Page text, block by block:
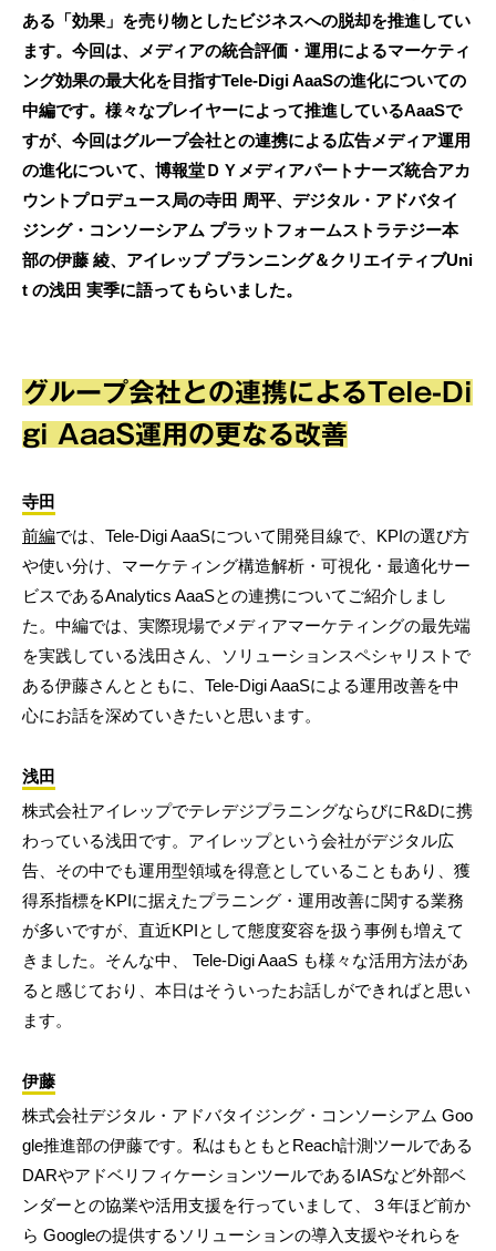
ある「効果」を売り物としたビジネスへの脱却を推進してい
ます。今回は、メディアの統合評価・運用によるマーケティ
ング効果の最大化を目指すTele-Digi AaaSの進化についての
中編です。様々なプレイヤーによって推進しているAaaSで
すが、今回はグループ会社との連携による広告メディア運用
の進化について、博報堂ＤＹメディアパートナーズ統合アカ
ウントプロデュース局の寺田 周平、デジタル・アドバタイ
ジング・コンソーシアム プラットフォームストラテジー本
部の伊藤 綾、アイレップ プランニング＆クリエイティブUni
t の浅田 実季に語ってもらいました。
グループ会社との連携によるTele-Di
gi AaaS運用の更なる改善
寺田
前編では、Tele-Digi AaaSについて開発目線で、KPIの選び方
や使い分け、マーケティング構造解析・可視化・最適化サー
ビスであるAnalytics AaaSとの連携についてご紹介しまし
た。中編では、実際現場でメディアマーケティングの最先端
を実践している浅田さん、ソリューションスペシャリストで
ある伊藤さんとともに、Tele-Digi AaaSによる運用改善を中
心にお話を深めていきたいと思います。
浅田
株式会社アイレップでテレデジプラニングならびにR&Dに携
わっている浅田です。アイレップという会社がデジタル広
告、その中でも運用型領域を得意としていることもあり、獲
得系指標をKPIに据えたプラニング・運用改善に関する業務
が多いですが、直近KPIとして態度変容を扱う事例も増えて
きました。そんな中、 Tele-Digi AaaS も様々な活用方法があ
ると感じており、本日はそういったお話しができればと思い
ます。
伊藤
株式会社デジタル・アドバタイジング・コンソーシアム Goo
gle推進部の伊藤です。私はもともとReach計測ツールである
DARやアドベリフィケーションツールであるIASなど外部ベ
ンダーとの協業や活用支援を行っていまして、３年ほど前か
ら Googleの提供するソリューションの導入支援やそれらを